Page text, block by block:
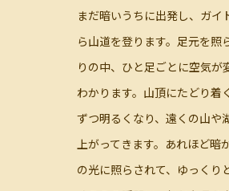
まだ暗いうちに出発し、ガイ
ら山道を登ります。足元を照
りの中、ひと足ごとに空気が
わかります。山頂にたどり着
ずつ明るくなり、遠くの山や
上がってきます。あれほど暗
の光に照らされて、ゆっくり